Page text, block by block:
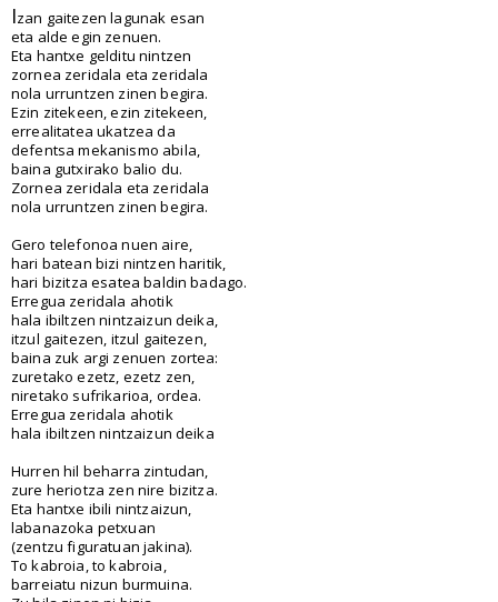
Izan gaitezen lagunak esan
eta alde egin zenuen.
Eta hantxe gelditu nintzen
zornea zeridala eta zeridala
nola urruntzen zinen begira.
Ezin zitekeen, ezin zitekeen,
errealitatea ukatzea da
defentsa mekanismo abila,
baina gutxirako balio du.
Zornea zeridala eta zeridala
nola urruntzen zinen begira.
Gero telefonoa nuen aire,
hari batean bizi nintzen haritik,
hari bizitza esatea baldin badago.
Erregua zeridala ahotik
hala ibiltzen nintzaizun deika,
itzul gaitezen, itzul gaitezen,
baina zuk argi zenuen zortea:
zuretako ezetz, ezetz zen,
niretako sufrikarioa, ordea.
Erregua zeridala ahotik
hala ibiltzen nintzaizun deika
Hurren hil beharra zintudan,
zure heriotza zen nire bizitza.
Eta hantxe ibili nintzaizun,
labanazoka petxuan
(zentzu figuratuan jakina).
To kabroia, to kabroia,
barreiatu nizun burmuina.